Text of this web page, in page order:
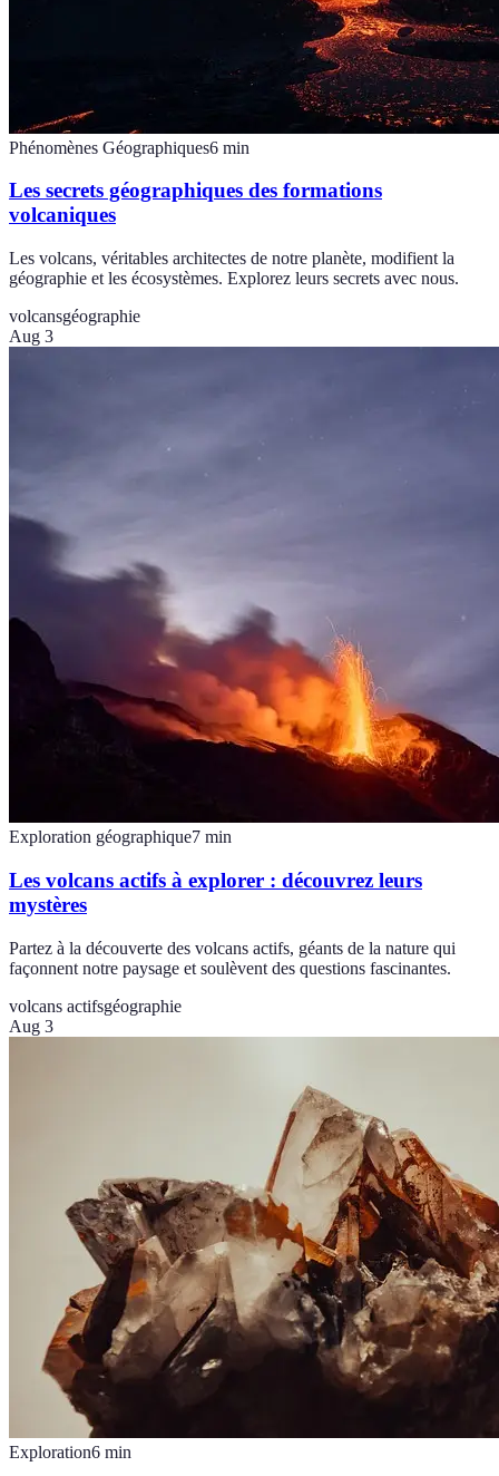
Phénomènes Géographiques6 min
Les secrets géographiques des formations
volcaniques
Les volcans, véritables architectes de notre planète, modifient la
géographie et les écosystèmes. Explorez leurs secrets avec nous.
volcansgéographie
Aug 3
Exploration géographique7 min
Les volcans actifs à explorer : découvrez leurs
mystères
Partez à la découverte des volcans actifs, géants de la nature qui
façonnent notre paysage et soulèvent des questions fascinantes.
volcans actifsgéographie
Aug 3
Exploration6 min